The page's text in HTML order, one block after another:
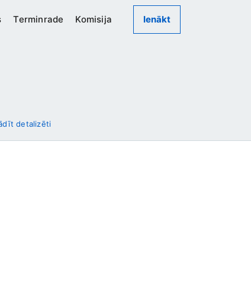
Terminrade Komisija Ienākt
detalizēti